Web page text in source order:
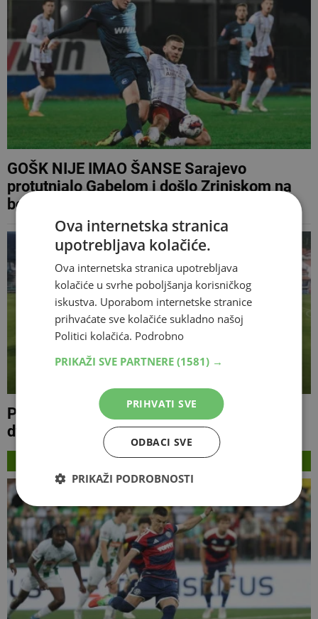
GOŠK NIJE IMAO ŠANSE Sarajevo
protutnjalo Gabelom i došlo Zrinjskom na
bod razlike
PREMIJER LIGA BiH Poznati sastavi za
dvoboj Širokog Brijega i Zvijezde 09
NAJNOVIJE
Ova internetska stranica
upotrebljava kolačiće.
Ova internetska stranica upotrebljava
kolačiće u svrhe poboljšanja korisničkog
iskustva. Uporabom internetske stranice
prihvaćate sve kolačiće sukladno našoj
Politici kolačića. Podrobno
PRIKAŽI SVE PARTNERE (1581) →
PRIHVATI SVE
ODBACI SVE
PRIKAŽI PODROBNOSTI